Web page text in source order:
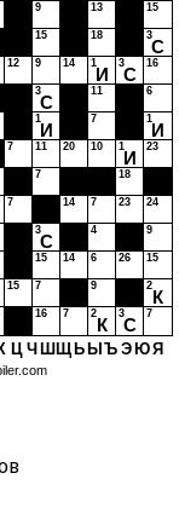
9 13 15
15 18 3
С
12 9 14 1
И
3
С
16
3
С
11 6
1
И
7 1
И
7 11 20 10 1
И
23
7 18
7 14 7 23 24
3
С
4 9
15 14 6 26 15
15 7 9 2
К
16 7 2
К
3
С
7
Ц Ч Ш Щ Ь Ы Ъ Э ЮЯ